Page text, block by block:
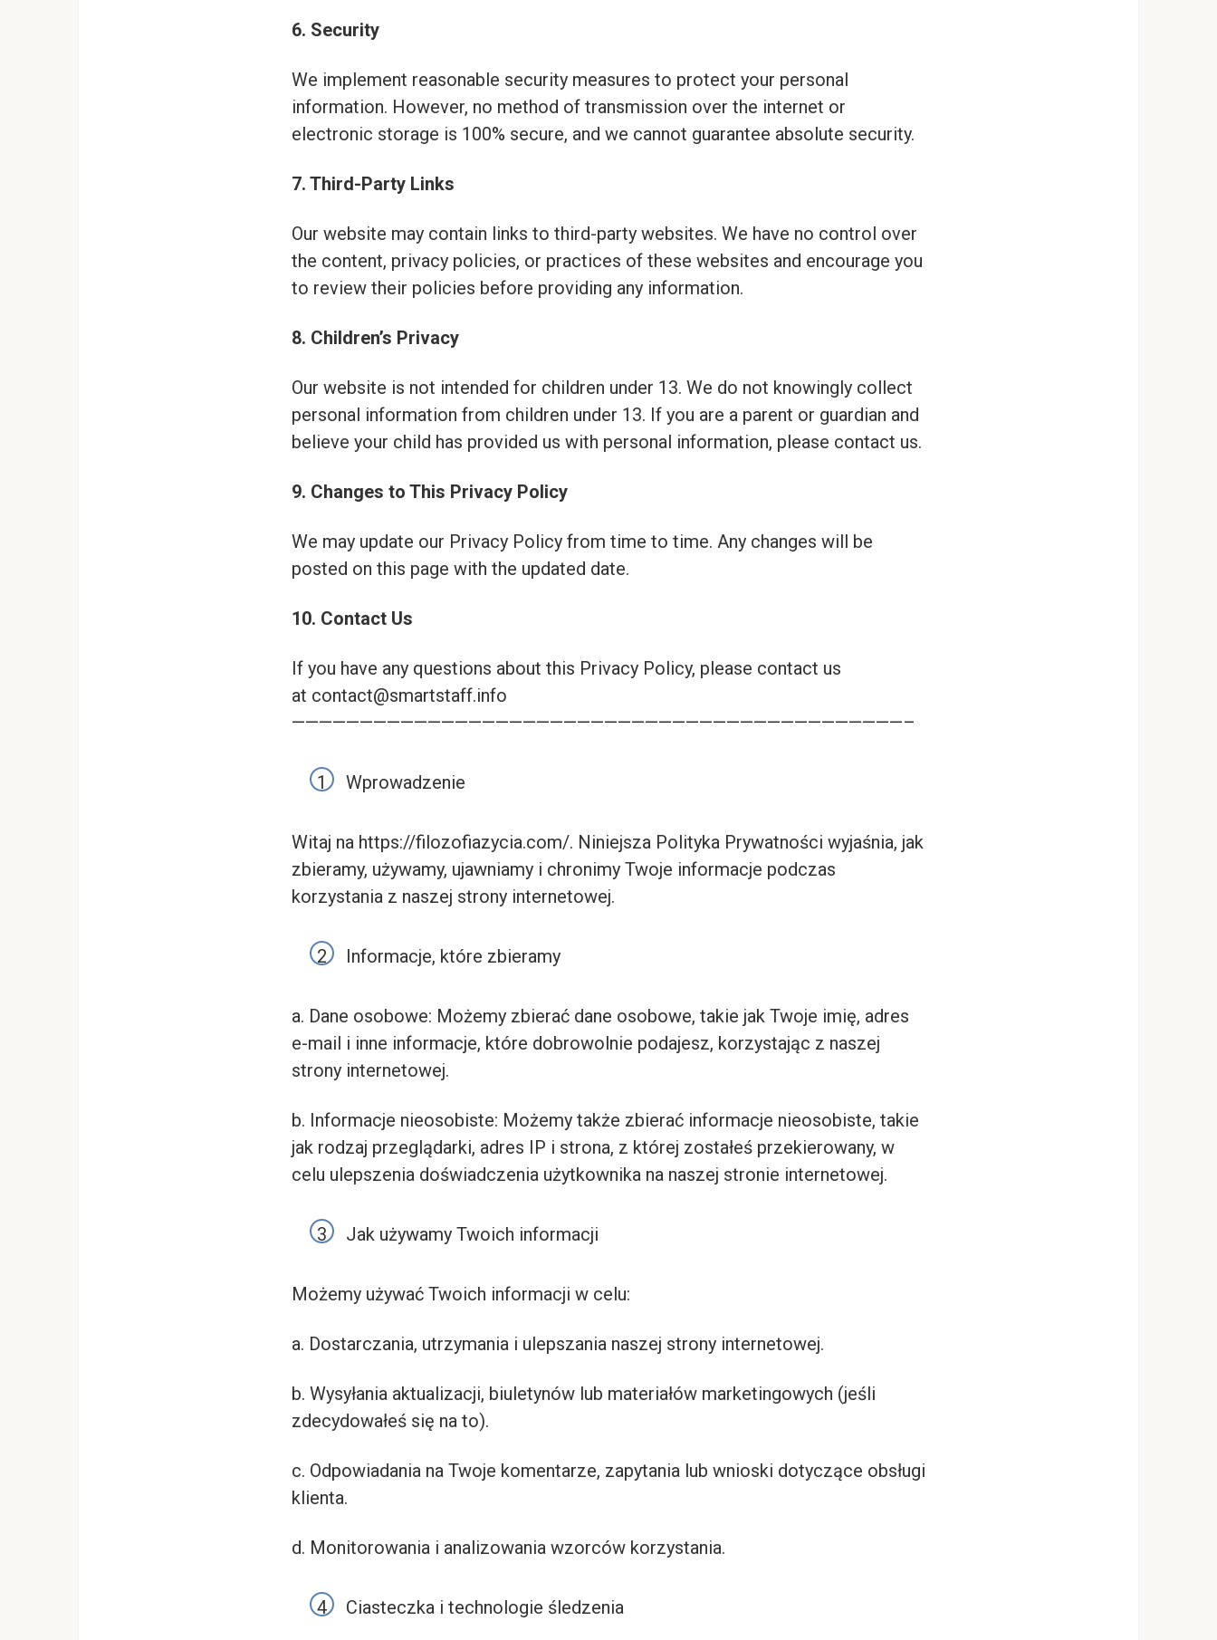
6. Security
We implement reasonable security measures to protect your personal
information. However, no method of transmission over the internet or
electronic storage is 100% secure, and we cannot guarantee absolute security.
7. Third-Party Links
Our website may contain links to third-party websites. We have no control over
the content, privacy policies, or practices of these websites and encourage you
to review their policies before providing any information.
8. Children’s Privacy
Our website is not intended for children under 13. We do not knowingly collect
personal information from children under 13. If you are a parent or guardian and
believe your child has provided us with personal information, please contact us.
9. Changes to This Privacy Policy
We may update our Privacy Policy from time to time. Any changes will be
posted on this page with the updated date.
10. Contact Us
If you have any questions about this Privacy Policy, please contact us
at contact@smartstaff.info
—————————————————————————————————————————————–
Wprowadzenie
Witaj na https://filozofiazycia.com/. Niniejsza Polityka Prywatności wyjaśnia, jak
zbieramy, używamy, ujawniamy i chronimy Twoje informacje podczas
korzystania z naszej strony internetowej.
Informacje, które zbieramy
a. Dane osobowe: Możemy zbierać dane osobowe, takie jak Twoje imię, adres
e-mail i inne informacje, które dobrowolnie podajesz, korzystając z naszej
strony internetowej.
b. Informacje nieosobiste: Możemy także zbierać informacje nieosobiste, takie
jak rodzaj przeglądarki, adres IP i strona, z której zostałeś przekierowany, w
celu ulepszenia doświadczenia użytkownika na naszej stronie internetowej.
Jak używamy Twoich informacji
Możemy używać Twoich informacji w celu:
a. Dostarczania, utrzymania i ulepszania naszej strony internetowej.
b. Wysyłania aktualizacji, biuletynów lub materiałów marketingowych (jeśli
zdecydowałeś się na to).
c. Odpowiadania na Twoje komentarze, zapytania lub wnioski dotyczące obsługi
klienta.
d. Monitorowania i analizowania wzorców korzystania.
Ciasteczka i technologie śledzenia